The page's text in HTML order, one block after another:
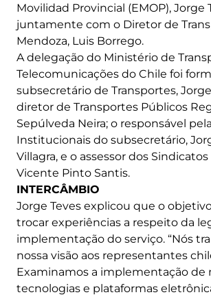
Movilidad Provincial (EMOP), Jorge
juntamente com o Diretor de
Mendoza, Luis Borrego.
A delegação do Ministério de
Telecomunicações do Chile foi
subsecretário de Transportes,
diretor de Transportes Públicos
Sepúlveda Neira; o responsável
Institucionais do subsecretário,
Villagra, e o assessor dos
Vicente Pinto Santis.
INTERCÂMBIO
Jorge Teves explicou que o
trocar experiências a respeito da
implementação do serviço. “Nós
nossa visão aos representantes
Examinamos a implementação de
tecnologias e plataformas